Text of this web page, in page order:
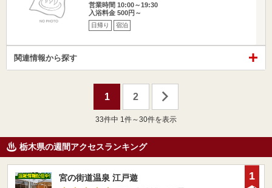
営業時間 10:00～19:30
入浴料金 500円～
日帰り 宿泊
関連情報から探す
1 2
33件中 1件～30件を表示
栃木県の週間アクセスランキング
宮の街道温泉 江戸遊
1